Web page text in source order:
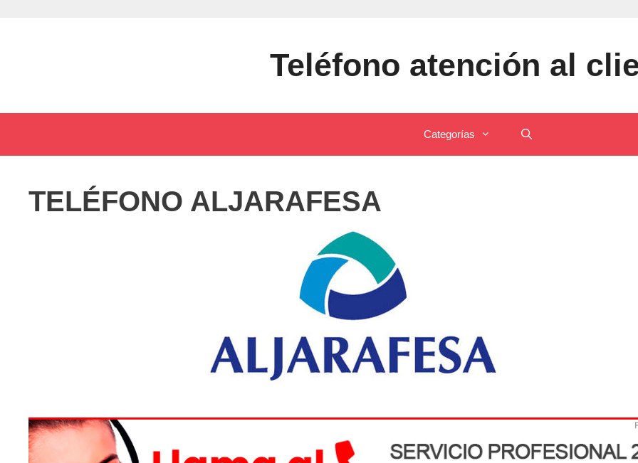
Teléfono atención al
Categorías
TELÉFONO ALJARAFESA